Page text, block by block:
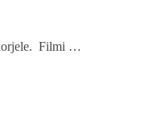
Filmi …